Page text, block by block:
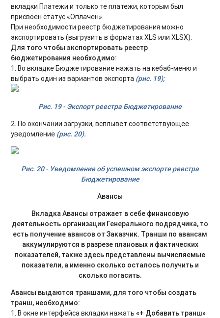
вкладки Платежи и только те платежи, которым был
присвоен статус «Оплачен».
При необходимости реестр бюджетирования можно
экспортировать (выгрузить в форматах XLS или XLSX).
Для того чтобы экспортировать реестр
бюджетирования необходимо:
1. Во вкладке Бюджетирование нажать на кебаб-меню и
выбрать один из вариантов экспорта (рис. 19);
Рис. 19 - Экспорт реестра Бюджетирование
2. По окончании загрузки, всплывет соответствующее
уведомление (рис. 20).
Рис. 20 - Уведомление об успешном экспорте реестра
Бюджетирование
Авансы
Вкладка Авансы отражает в себе финансовую
деятельность организации Генерального подрядчика, то
есть получение авансов от Заказчик. Транши по авансам
аккумулируются в разрезе плановых и фактических
показателей, также здесь представлены вычисляемые
показатели, а именно сколько осталось получить и
сколько погасить.
Авансы выдаются траншами, для того чтобы создать
транш, необходимо:
1. В окне интерфейса вкладки нажать«+ Добавить транш»